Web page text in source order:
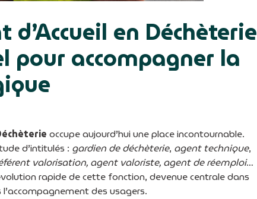
d’Accueil en Déchèterie
pour accompagner la
occupe aujourd’hui une place incontournable.
d’intitulés : gardien de déchèterie, agent technique,
valorisation, agent valoriste, agent de réemploi…
rapide de cette fonction, devenue centrale dans
des usagers.